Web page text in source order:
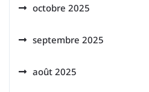
octobre 2025
septembre 2025
août 2025